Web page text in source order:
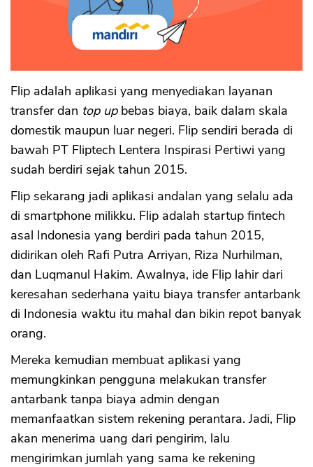
Flip adalah aplikasi yang menyediakan layanan
transfer dan top upbebas biaya, baik dalam skala
domestik maupun luar negeri. Flip sendiri berada di
bawah PT Fliptech Lentera Inspirasi Pertiwi yang
sudah berdiri sejak tahun 2015.
Flip sekarang jadi aplikasi andalan yang selalu ada
di smartphone milikku. Flip adalah startup fintech
asal Indonesia yang berdiri pada tahun 2015,
didirikan oleh Rafi Putra Arriyan, Riza Nurhilman,
dan Luqmanul Hakim. Awalnya, ide Flip lahir dari
keresahan sederhana yaitu biaya transfer antarbank
di Indonesia waktu itu mahal dan bikin repot banyak
orang.
Mereka kemudian membuat aplikasi yang
memungkinkan pengguna melakukan transfer
antarbank tanpa biaya admin dengan
memanfaatkan sistem rekening perantara. Jadi, Flip
akan menerima uang dari pengirim, lalu
mengirimkan jumlah yang sama ke rekening